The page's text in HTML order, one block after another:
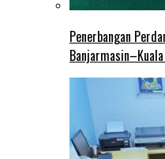
Penerbangan